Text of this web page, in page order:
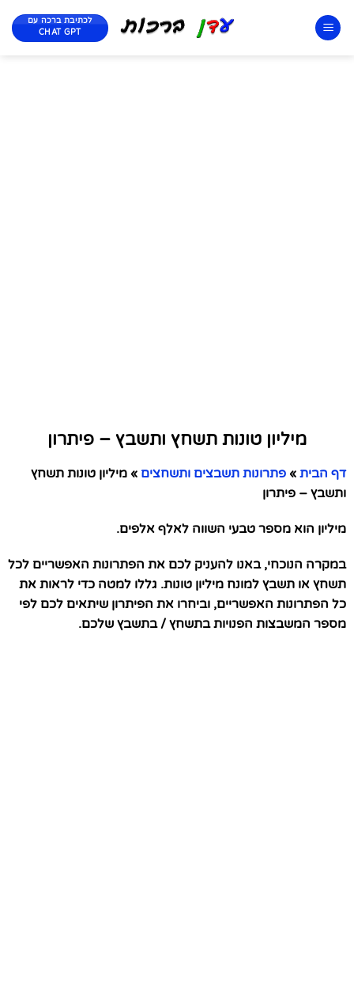
לכתיבת ברכה עם
CHAT GPT
מיליון טונות תשחץ ותשבץ – פיתרון
דף הבית » פתרונות תשבצים ותשחצים » מיליון טונות תשחץ
ותשבץ – פיתרון
מיליון הוא מספר טבעי השווה לאלף אלפים.
במקרה הנוכחי, באנו להעניק לכם את הפתרונות האפשריים לכל
תשחץ או תשבץ למונח מיליון טונות. גללו למטה כדי לראות את
כל הפתרונות האפשריים, וביחרו את הפיתרון שיתאים לכם לפי
מספר המשבצות הפנויות בתשחץ / בתשבץ שלכם.